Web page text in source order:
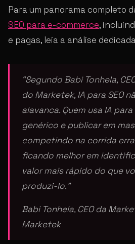
Para um panorama completo
SEO para e-commerce,
e pagas, leia a análise
“Segundo Babi Tonhela,
do Marketek, IA para SEO
alavanca. Quem usa IA
genérico e publicar em
competindo na corrida
ficando melhor em
valor mais rápido do que
produzi-lo.”
Babi Tonhela, CEO da
Marketek